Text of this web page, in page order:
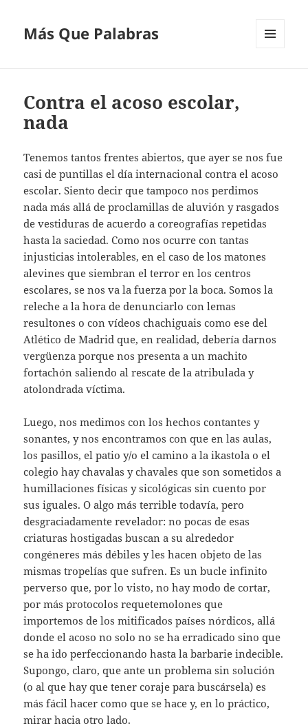
Más Que Palabras
Contra el acoso escolar,
nada
Tenemos tantos frentes abiertos, que ayer se nos fue
casi de puntillas el día internacional contra el acoso
escolar. Siento decir que tampoco nos perdimos
nada más allá de proclamillas de aluvión y rasgados
de vestiduras de acuerdo a coreografías repetidas
hasta la saciedad. Como nos ocurre con tantas
injusticias intolerables, en el caso de los matones
alevines que siembran el terror en los centros
escolares, se nos va la fuerza por la boca. Somos la
releche a la hora de denunciarlo con lemas
resultones o con vídeos chachiguais como ese del
Atlético de Madrid que, en realidad, debería darnos
vergüenza porque nos presenta a un machito
fortachón saliendo al rescate de la atribulada y
atolondrada víctima.
Luego, nos medimos con los hechos contantes y
sonantes, y nos encontramos con que en las aulas,
los pasillos, el patio y/o el camino a la ikastola o el
colegio hay chavalas y chavales que son sometidos a
humillaciones físicas y sicológicas sin cuento por
sus iguales. O algo más terrible todavía, pero
desgraciadamente revelador: no pocas de esas
criaturas hostigadas buscan a su alrededor
congéneres más débiles y les hacen objeto de las
mismas tropelías que sufren. Es un bucle infinito
perverso que, por lo visto, no hay modo de cortar,
por más protocolos requetemolones que
importemos de los mitificados países nórdicos, allá
donde el acoso no solo no se ha erradicado sino que
se ha ido perfeccionando hasta la barbarie indecible.
Supongo, claro, que ante un problema sin solución
(o al que hay que tener coraje para buscársela) es
más fácil hacer como que se hace y, en lo práctico,
mirar hacia otro lado.